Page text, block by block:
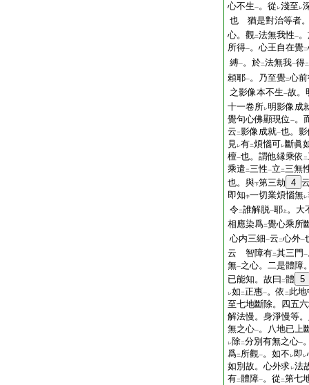
心不生一。從 レ淺至 レ
也 猶是對治等者
心。觀二法無我性一
所得一。心王自在覺二
縛一。於二法無我一得二
頼耶一。乃至覺二心
之影像本不生一故。
十一卷所レ明影像成
覺句心佛顯現位 一。
云 二影像成就一也。
見レ有二煩惱可レ斷眞
檀一也。謂他縁乘依 二
乘遣 二三性一立 二三無
也。與下第三劫 4
即知中一切業煩惱無レ
令二誰解脱一耶 上 。大
相應染爲二覺心乘所
心内三細一云 二心外一
云 智障有二其三門 一
無一之心。二是體障
已能知。故曰 二體 5
レ如 二正惠一。依 二 此地
至七地斷除。四五
解法慢。身淨慢等
無之心一。八地已上
レ除二分別有無之心一
爲二 所觀一。如不 レ即 レ
如別故。心外求 レ法
有二體障一。從 二第七